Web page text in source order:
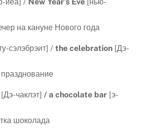
на кануне Нового года
сэлэбрэит] / the celebration [Дэ-
[Дэ-чаклэт] / a chocolate bar [э-
шоколада